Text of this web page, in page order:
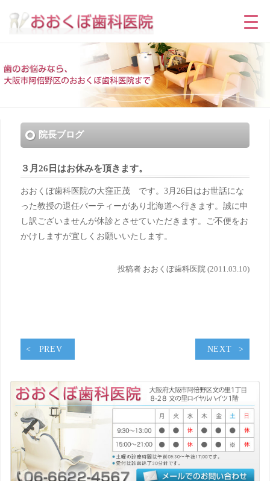
院長ブログ
３月26日はお休みを頂きます。
おおくぼ歯科医院の大窪正茂 です。3月26日はお世話にな
った教授の退任パーティーがあり北海道へ行きます。誠に申
し訳ございませんが休診とさせていただきます。ご不便をお
かけしますが宜しくお願いいたします。
投稿者 おおくぼ歯科医院 (2011.03.10)
PREV NEXT